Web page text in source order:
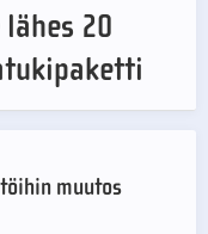
20
muutos